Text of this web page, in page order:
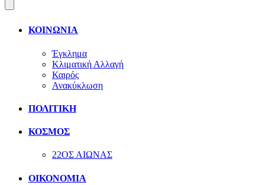
ΚΟΙΝΩΝΙΑ
Έγκλημα
Κλιματική Αλλαγή
Καιρός
Ανακύκλωση
ΠΟΛΙΤΙΚΗ
ΚΟΣΜΟΣ
22ΟΣ ΑΙΩΝΑΣ
ΟΙΚΟΝΟΜΙΑ